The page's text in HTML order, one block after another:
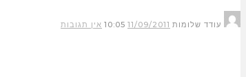
עודד שלומות 11/09/2011
10:05 אין תגובות